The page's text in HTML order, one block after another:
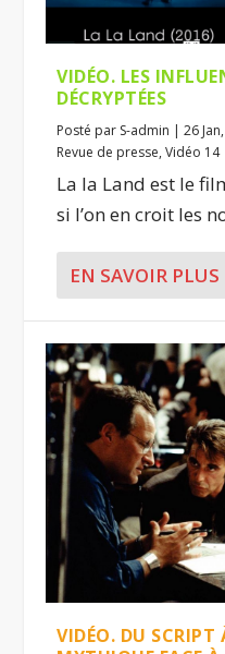
VIDÉO. LES
DÉCRYPTÉES
Posté par S-admin |26
Revue de presse,Vidéo 14
La la Land est le
si l’on en croit les
EN SAVOIR PLUS
VIDÉO. DU SCRIPT